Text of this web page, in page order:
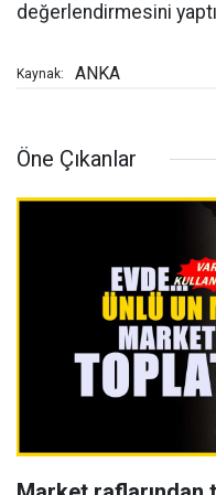
değerlendirmesini
Kaynak: ANKA
Öne Çıkanlar